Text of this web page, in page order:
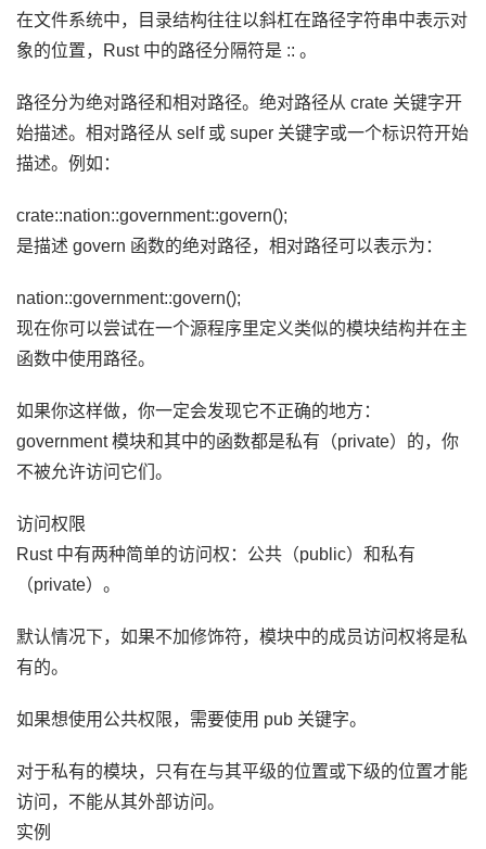
在文件系统中，目录结构往往以斜杠在路径字符串中表示对
象的位置，Rust 中的路径分隔符是 :: 。
路径分为绝对路径和相对路径。绝对路径从 crate 关键字开
始描述。相对路径从 self 或 super 关键字或一个标识符开始
描述。例如：
crate::nation::government::govern();
是描述 govern 函数的绝对路径，相对路径可以表示为：
nation::government::govern();
现在你可以尝试在一个源程序里定义类似的模块结构并在主
函数中使用路径。
如果你这样做，你一定会发现它不正确的地方：
government 模块和其中的函数都是私有（private）的，你
不被允许访问它们。
访问权限
Rust 中有两种简单的访问权：公共（public）和私有
（private）。
默认情况下，如果不加修饰符，模块中的成员访问权将是私
有的。
如果想使用公共权限，需要使用 pub 关键字。
对于私有的模块，只有在与其平级的位置或下级的位置才能
访问，不能从其外部访问。
实例